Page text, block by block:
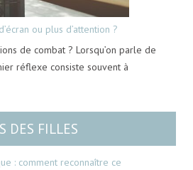
ou plus d’attention ?
de combat ? Lorsqu’on parle de
réflexe consiste souvent à
DES FILLES
: comment reconnaître ce